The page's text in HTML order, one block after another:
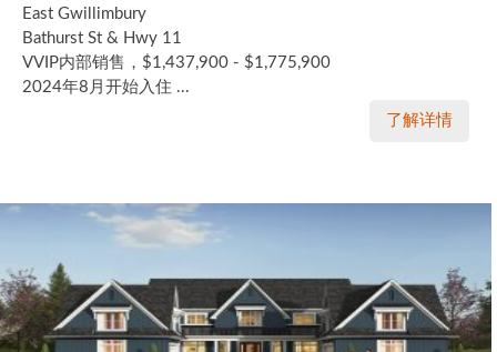
East Gwillimbury
Bathurst St & Hwy 11
VVIP内部销售，$1,437,900 - $1,775,900
2024年8月开始入住 ...
了解详情